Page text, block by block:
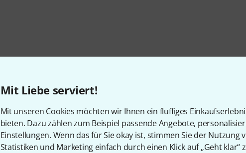
Mit Liebe serviert!
Mit unseren Cookies möchten wir Ihnen ein fluffiges
bieten. Dazu zählen zum Beispiel passende Angebote,
Einstellungen. Wenn das für Sie okay ist, stimmen Sie der Nutzung
Statistiken und Marketing einfach durch einen Klick auf „Geht klar“